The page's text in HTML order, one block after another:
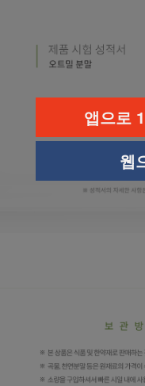
앱으로
웹